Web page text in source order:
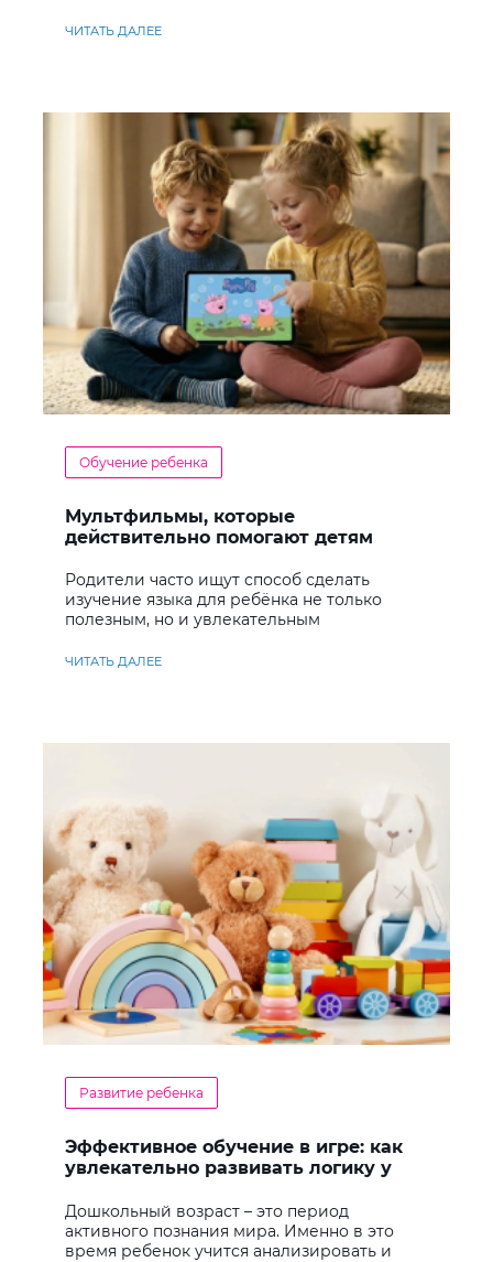
ЧИТАТЬ ДАЛЕЕ
Обучение ребенка
Мультфильмы, которые
действительно помогают детям
Родители часто ищут способ сделать
изучение языка для ребёнка не только
полезным, но и увлекательным
ЧИТАТЬ ДАЛЕЕ
Развитие ребенка
Эффективное обучение в игре: как
увлекательно развивать логику у
Дошкольный возраст – это период
активного познания мира. Именно в это
время ребенок учится анализировать и